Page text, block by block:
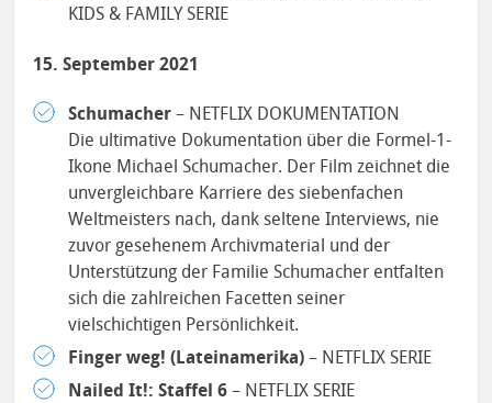
KIDS & FAMILY SERIE
15. September 2021
Schumacher – NETFLIX DOKUMENTATION
Die ultimative Dokumentation über die Formel-1-
Ikone Michael Schumacher. Der Film zeichnet die
unvergleichbare Karriere des siebenfachen
Weltmeisters nach, dank seltene Interviews, nie
zuvor gesehenem Archivmaterial und der
Unterstützung der Familie Schumacher entfalten
sich die zahlreichen Facetten seiner
vielschichtigen Persönlichkeit.
Finger weg! (Lateinamerika) – NETFLIX SERIE
Nailed It!: Staffel 6 – NETFLIX SERIE